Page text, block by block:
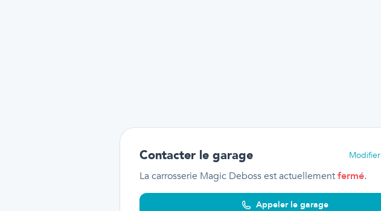
Contacter le garage Modifier
La carrosserie Magic Debossest actuellementfermé.
Appeler le garage